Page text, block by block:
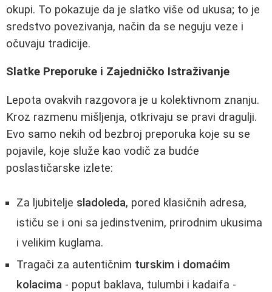
okupi. To pokazuje da je slatko više od ukusa; to je
sredstvo povezivanja, način da se neguju veze i
očuvaju tradicije.
Slatke Preporuke i Zajedničko Istraživanje
Lepota ovakvih razgovora je u kolektivnom znanju.
Kroz razmenu mišljenja, otkrivaju se pravi dragulji.
Evo samo nekih od bezbroj preporuka koje su se
pojavile, koje služe kao vodič za budće
poslastičarske izlete:
Za ljubitelje sladoleda, pored klasičnih adresa,
ističu se i oni sa jedinstvenim, prirodnim ukusima
i velikim kuglama.
Tragači za autentičnim turskim i domaćim
kolacima - poput baklava, tulumbi i kadaifa -